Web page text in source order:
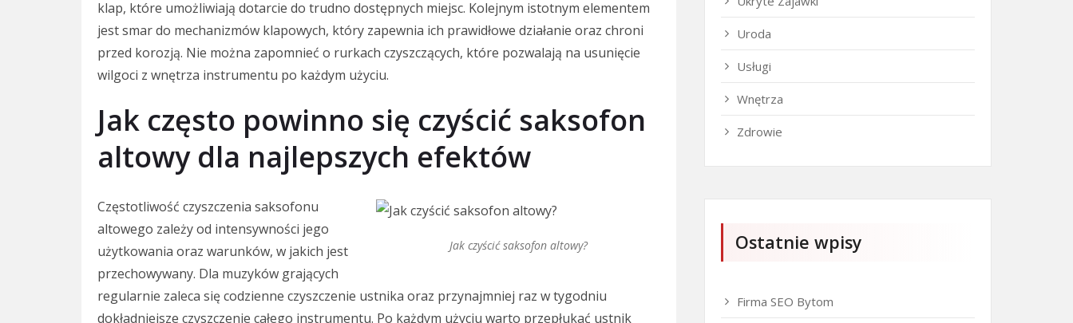
klap, które umożliwiają dotarcie do trudno dostępnych miejsc. Kolejnym istotnym elementem
jest smar do mechanizmów klapowych, który zapewnia ich prawidłowe działanie oraz chroni
przed korozją. Nie można zapomnieć o rurkach czyszczących, które pozwalają na usunięcie
wilgoci z wnętrza instrumentu po każdym użyciu.
Jak często powinno się czyścić saksofon
altowy dla najlepszych efektów
Jak czyścić saksofon altowy?
Częstotliwość czyszczenia saksofonu
altowego zależy od intensywności jego
użytkowania oraz warunków, w jakich jest
przechowywany. Dla muzyków grających
regularnie zaleca się codzienne czyszczenie ustnika oraz przynajmniej raz w tygodniu
dokładniejsze czyszczenie całego instrumentu. Po każdym użyciu warto przepłukać ustnik
Uroda
Usługi
Wnętrza
Zdrowie
Ostatnie wpisy
Firma SEO Bytom